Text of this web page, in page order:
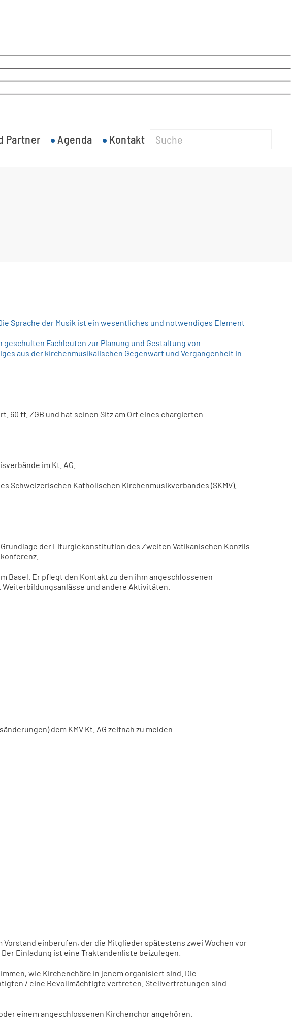
Partner Agenda Kontakt
Sprache der Musik ist ein wesentliches und notwendiges Element
Fachleuten zur Planung und Gestaltung von
aus der kirchenmusikalischen Gegenwart und Vergangenheit in
60 ff. ZGB und hat seinen Sitz am Ort eines chargierten
im Kt. AG.
Schweizerischen Katholischen Kirchenmusikverbandes (SKMV).
der Liturgiekonstitution des Zweiten Vatikanischen Konzils
Basel. Er pflegt den Kontakt zu den ihm angeschlossenen
und andere Aktivitäten.
dem KMV Kt. AG zeitnah zu melden
einberufen, der die Mitglieder spätestens zwei Wochen vor
Einladung ist eine Traktandenliste beizulegen.
wie Kirchenchöre in jenem organisiert sind. Die
/ eine Bevollmächtigte vertreten. Stellvertretungen sind
einem angeschlossenen Kirchenchor angehören.